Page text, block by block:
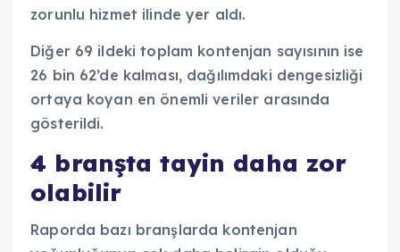
zorunlu hizmet ilinde yer aldı.
Diğer 69 ildeki toplam kontenjan sayısının ise
26 bin 62’de kalması, dağılımdaki dengesizliği
ortaya koyan en önemli veriler arasında
gösterildi.
4 branşta tayin daha zor
olabilir
Raporda bazı branşlarda kontenjan